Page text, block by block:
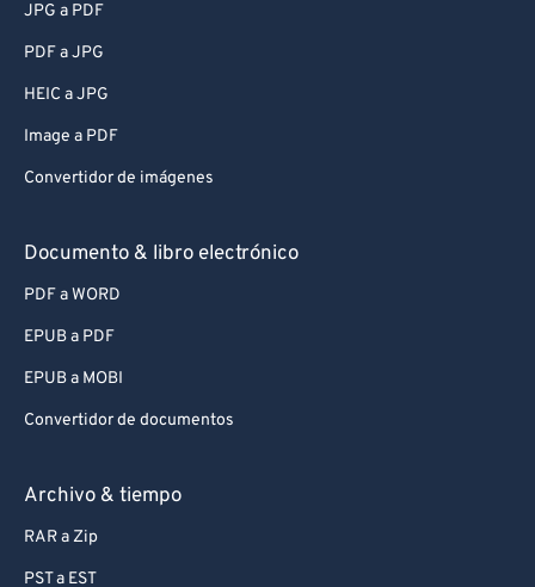
JPG a PDF
PDF a JPG
HEIC a JPG
Image a PDF
Convertidor de imágenes
Documento & libro electrónico
PDF a WORD
EPUB a PDF
EPUB a MOBI
Convertidor de documentos
Archivo & tiempo
RAR a Zip
PST a EST